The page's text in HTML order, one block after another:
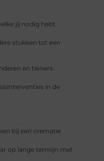
jij nodig hebt
stukken tot een
en tieners
in de
bij een crematie
op lange termijn met